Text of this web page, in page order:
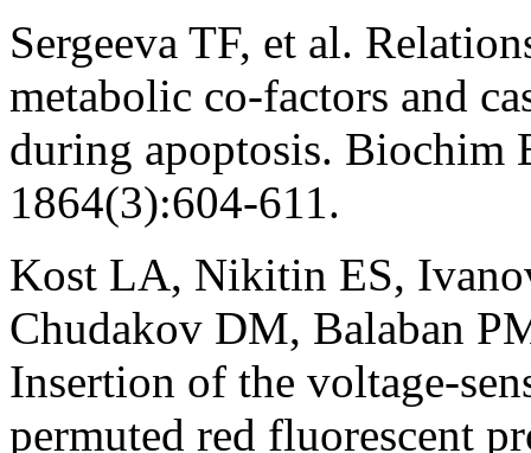
Sergeeva TF, et al.
metabolic co-factors and
during apoptosis. Biochim
1864(3):604-611.
Kost LA, Nikitin ES,
Chudakov DM, Balaban
Insertion of the voltage-
permuted red fluorescent